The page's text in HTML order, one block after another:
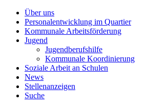
Über uns
Personalentwicklung im Quartier
Kommunale Arbeitsförderung
Jugend
Jugendberufshilfe
Kommunale Koordinierung
Soziale Arbeit an Schulen
News
Stellenanzeigen
Suche